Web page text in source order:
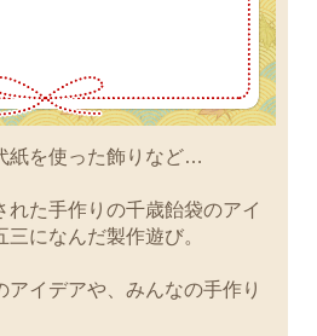
紙を使った飾りなど…
れた手作りの千歳飴袋のアイ
になんだ製作遊び。
イデアや、みんなの手作り